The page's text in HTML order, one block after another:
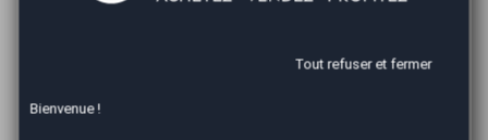
Vous obtenez rapidement un prix de reprise fiable,
adéquation avec le marché local.
Tout refuser et fermer
Bienvenue !